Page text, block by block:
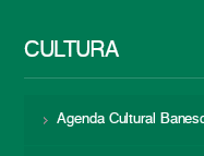
CULTURA
Agenda Cultural